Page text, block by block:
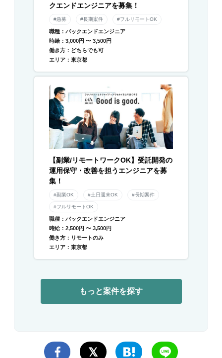
クエンドエンジニアを募集！
#急募 #長期案件 #フルリモートOK
職種：バックエンドエンジニア
時給：3,000円 〜 3,500円
働き方：どちらでも可
エリア：東京都
【副業/リモートワークOK】受託開発の
運用保守・改善を担うエンジニアを募
集！
#副業OK #土日週末OK #長期案件
#フルリモートOK
職種：バックエンドエンジニア
時給：2,500円 〜 3,500円
働き方：リモートのみ
エリア：東京都
もっと案件を探す